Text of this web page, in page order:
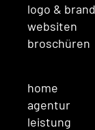
home
agentur
leistung
logo &
websiten
broschüren